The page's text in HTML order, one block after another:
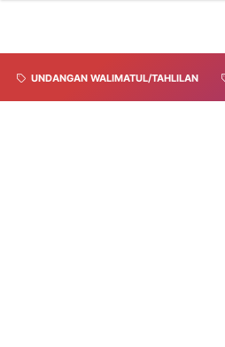
UNDANGAN WALIMATUL/TAHLILAN